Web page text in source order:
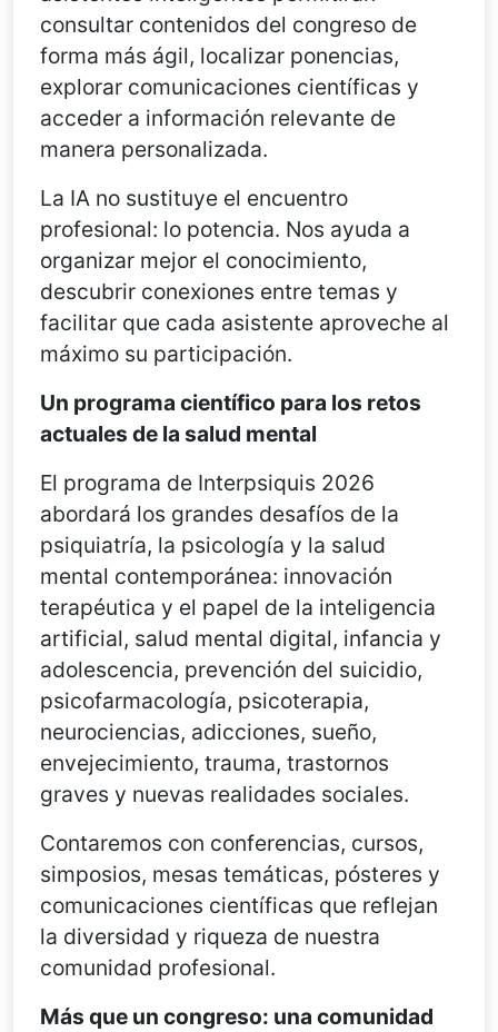
consultar contenidos del congreso de
forma más ágil, localizar ponencias,
explorar comunicaciones científicas y
acceder a información relevante de
manera personalizada.
La IA no sustituye el encuentro
profesional: lo potencia. Nos ayuda a
organizar mejor el conocimiento,
descubrir conexiones entre temas y
facilitar que cada asistente aproveche al
máximo su participación.
Un programa científico para los retos
actuales de la salud mental
El programa de Interpsiquis 2026
abordará los grandes desafíos de la
psiquiatría, la psicología y la salud
mental contemporánea: innovación
terapéutica y el papel de la inteligencia
artificial, salud mental digital, infancia y
adolescencia, prevención del suicidio,
psicofarmacología, psicoterapia,
neurociencias, adicciones, sueño,
envejecimiento, trauma, trastornos
graves y nuevas realidades sociales.
Contaremos con conferencias, cursos,
simposios, mesas temáticas, pósteres y
comunicaciones científicas que reflejan
la diversidad y riqueza de nuestra
comunidad profesional.
Más que un congreso: una comunidad